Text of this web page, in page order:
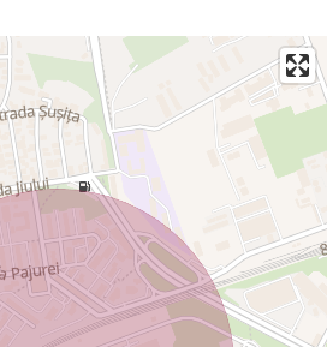
multe informaţii şi pentru a
ezitaţi să ma contactaţi!